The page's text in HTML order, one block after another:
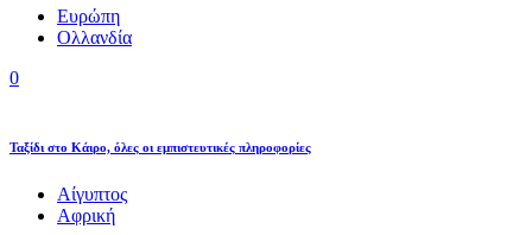
Ευρώπη
Ολλανδία
0
Ταξίδι στο Κάιρο, όλες οι εμπιστευτικές πληροφορίες
Αίγυπτος
Αφρική